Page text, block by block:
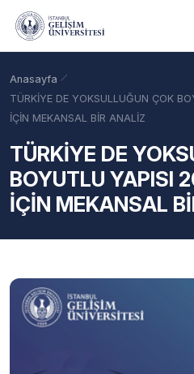
Ana içeriğe geç
Akademik Takvim Burslar
Anasayfa
TÜRKİYE DE YOKSULLUĞUN ÇOK
İÇİN MEKANSAL BİR ANALİZ
TÜRKİYE DE
BOYUTLU YAPISI
İÇİN MEKANSAL